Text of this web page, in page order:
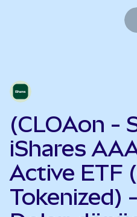
(CLOAon -
iShares
Active ETF
Tokenized)